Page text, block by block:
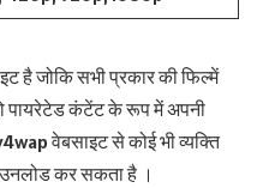
है जोकि सभी प्रकार की फिल्में
पायरेटेड कंटेंट के रूप में अपनी
वेबसाइट से कोई भी व्यक्ति
कर सकता है ।